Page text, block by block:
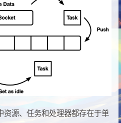
资源、任务和处理器都存在于单